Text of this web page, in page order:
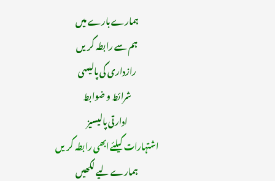
ہمارے بارے میں
ہم سے رابطہ کریں
رازداری کی پالیسی
شرائط و ضوابط
ادارتی پالیسیز
اشتہارات کیلئے ابھی رابطہ کریں
ہمارے لیے لکھیں